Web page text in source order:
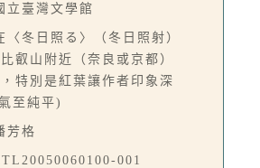
立臺灣文學館
〈冬日照る〉（冬日照射）
叡山附近（奈良或京都）
特別是紅葉讓作者印象深
至純平)
芳格
001